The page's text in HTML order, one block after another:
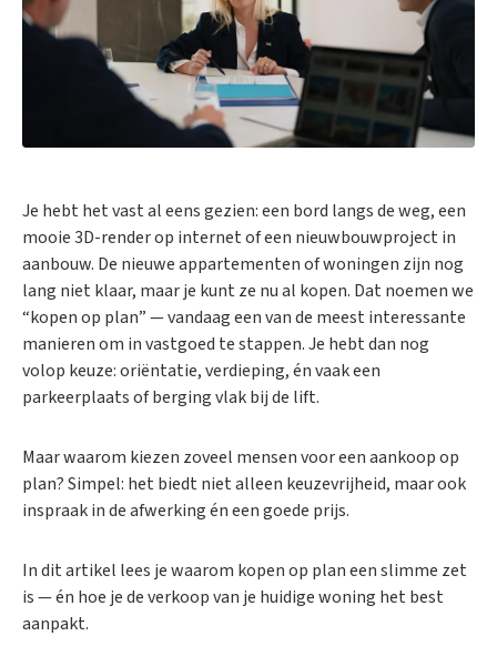
Je hebt het vast al eens gezien: een bord langs de weg, een
mooie 3D-render op internet of een nieuwbouwproject in
aanbouw. De nieuwe appartementen of woningen zijn nog
lang niet klaar, maar je kunt ze nu al kopen. Dat noemen we
“kopen op plan” — vandaag een van de meest interessante
manieren om in vastgoed te stappen. Je hebt dan nog
volop keuze: oriëntatie, verdieping, én vaak een
parkeerplaats of berging vlak bij de lift.
Maar waarom kiezen zoveel mensen voor een aankoop op
plan? Simpel: het biedt niet alleen keuzevrijheid, maar ook
inspraak in de afwerking én een goede prijs.
In dit artikel lees je waarom kopen op plan een slimme zet
is — én hoe je de verkoop van je huidige woning het best
aanpakt.